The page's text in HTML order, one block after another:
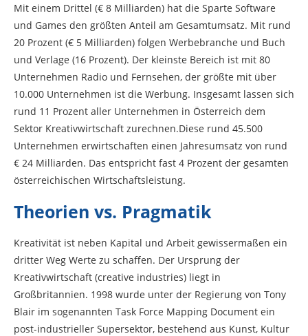
Mit einem Drittel (€ 8 Milliarden) hat die Sparte Software
und Games den größten Anteil am Gesamtumsatz. Mit rund
20 Prozent (€ 5 Milliarden) folgen Werbebranche und Buch
und Verlage (16 Prozent). Der kleinste Bereich ist mit 80
Unternehmen Radio und Fernsehen, der größte mit über
10.000 Unternehmen ist die Werbung. Insgesamt lassen sich
rund 11 Prozent aller Unternehmen in Österreich dem
Sektor Kreativwirtschaft zurechnen.Diese rund 45.500
Unternehmen erwirtschaften einen Jahresumsatz von rund
€ 24 Milliarden. Das entspricht fast 4 Prozent der gesamten
österreichischen Wirtschaftsleistung.
Theorien vs. Pragmatik
Kreativität ist neben Kapital und Arbeit gewissermaßen ein
dritter Weg Werte zu schaffen. Der Ursprung der
Kreativwirtschaft (creative industries) liegt in
Großbritannien. 1998 wurde unter der Regierung von Tony
Blair im sogenannten Task Force Mapping Document ein
post-industrieller Supersektor, bestehend aus Kunst, Kultur